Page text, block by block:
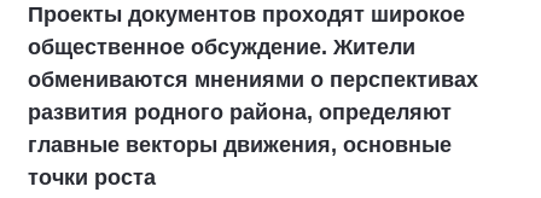
Проекты документов проходят широкое
общественное обсуждение. Жители
обмениваются мнениями о перспективах
развития родного района, определяют
главные векторы движения, основные
точки роста